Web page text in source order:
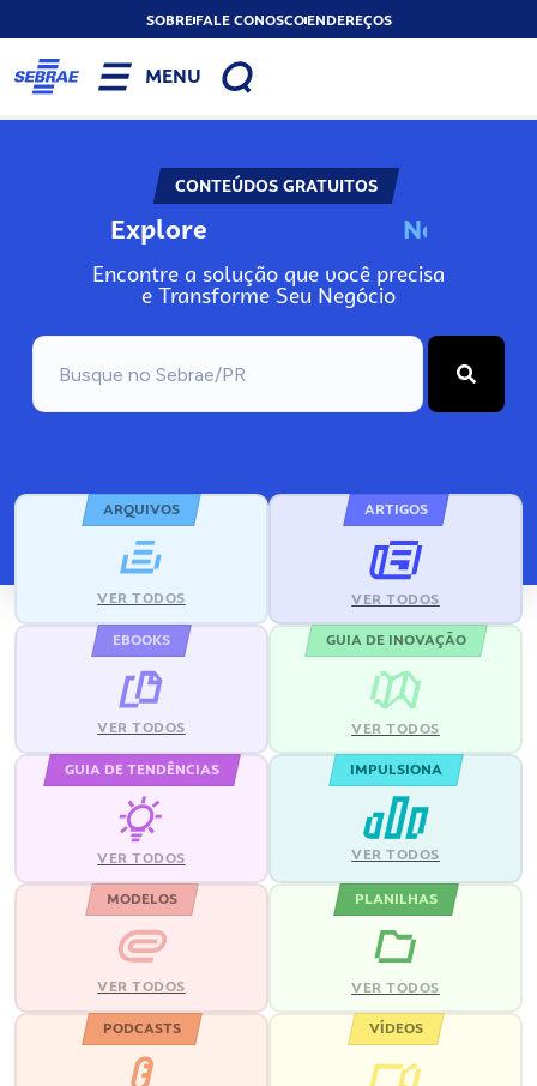
SOBREFALE CONOSCOENDEREÇOS
MENU
CONTEÚDOS GRATUITOS
Explore No
Encontre a solução que você precisa
e Transforme Seu Negócio
ARQUIVOS
VER TODOS
ARTIGOS
VER TODOS
EBOOKS
VER TODOS
GUIA DE INOVAÇÃO
VER TODOS
GUIA DE TENDÊNCIAS
VER TODOS
IMPULSIONA
VER TODOS
MODELOS
VER TODOS
PLANILHAS
VER TODOS
PODCASTS VÍDEOS